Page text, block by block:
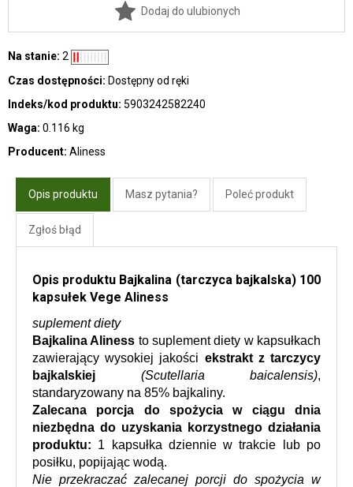
Dodaj do ulubionych
Na stanie: 2
Czas dostępności: Dostępny od ręki
Indeks/kod produktu: 5903242582240
Waga: 0.116 kg
Producent: Aliness
Opis produktu Masz pytania? Poleć produkt
Zgłoś błąd
Opis produktu Bajkalina (tarczyca bajkalska) 100
kapsułek Vege Aliness
suplement diety
Bajkalina Aliness to suplement diety w kapsułkach
zawierający wysokiej jakości ekstrakt z tarczycy
bajkalskiej (Scutellaria baicalensis),
standaryzowany na 85% bajkaliny.
Zalecana porcja do spożycia w ciągu dnia
niezbędna do uzyskania korzystnego działania
produktu: 1 kapsułka dziennie w trakcie lub po
posiłku, popijając wodą.
Nie przekraczać zalecanej porcji do spożycia w